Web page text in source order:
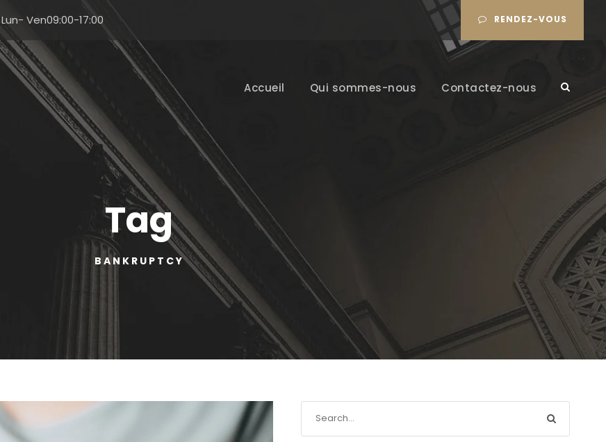
Lun- Ven09:00-17:00 RENDEZ-VOUS
Accueil Qui sommes-nous Contactez-nous
Tag
BANKRUPTCY